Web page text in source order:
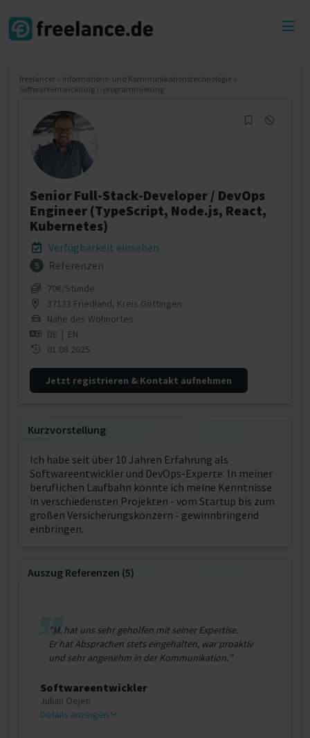
freelancer » Informations- und Kommunikationstechnologie »
Softwareentwicklung / -programmierung
Senior Full-Stack-Developer / DevOps
Engineer (TypeScript, Node.js, React,
Kubernetes)
Verfügbarkeit einsehen
5 Referenzen
70€/Stunde
37133 Friedland, Kreis Göttingen
Nähe des Wohnortes
DE | EN
01.08.2025
Jetzt registrieren & Kontakt aufnehmen
Kurzvorstellung
Ich habe seit über 10 Jahren Erfahrung als
Softwareentwickler und DevOps-Experte. In meiner
beruflichen Laufbahn konnte ich meine Kenntnisse
in verschiedensten Projekten - vom Startup bis zum
großen Versicherungskonzern - gewinnbringend
einbringen.
Auszug Referenzen (5)
"M. hat uns sehr geholfen mit seiner Expertise.
Er hat Absprachen stets eingehalten, war proaktiv
und sehr angenehm in der Kommunikation."
Softwareentwickler
Julian Oejen
Details anzeigen